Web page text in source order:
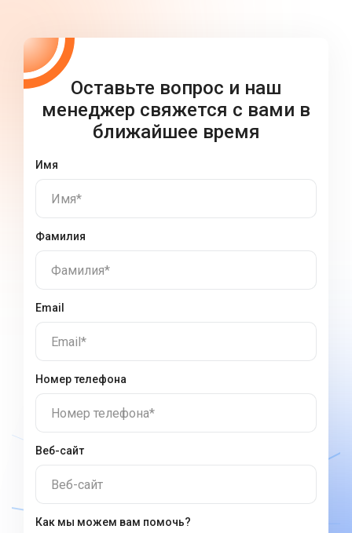
Оставьте вопрос и наш
менеджер свяжется с вами в
ближайшее время
Имя
Имя*
Фамилия
Фамилия*
Email
Email*
Номер телефона
Номер телефона*
Веб-сайт
Веб-сайт
Как мы можем вам помочь?